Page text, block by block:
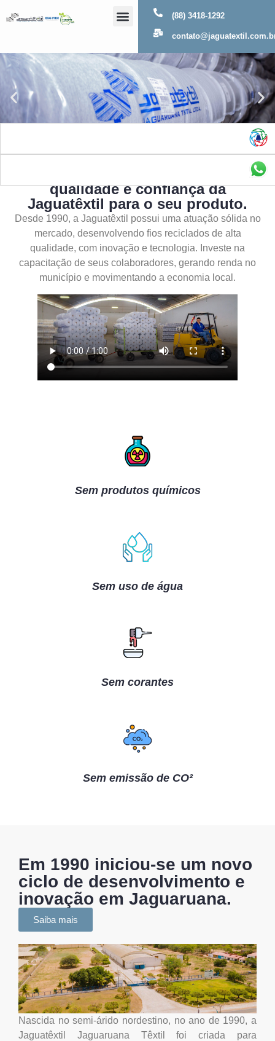
(88) 3418-1292
qualidade e confiança da
Jaguatêxtil para o seu produto.
Desde 1990, a Jaguatêxtil possui uma atuação sólida no
mercado, desenvolvendo fios reciclados de alta
qualidade, com inovação e tecnologia. Investe na
capacitação de seus colaboradores, gerando renda no
município e movimentando a economia local.
Sem produtos químicos
Sem uso de água
Sem corantes
Sem emissão de CO²
Em 1990 iniciou-se um novo
ciclo de desenvolvimento e
inovação em Jaguaruana.
Saiba mais
Nascida no semi-árido nordestino, no ano de 1990, a
Jaguatêxtil Jaguaruana Têxtil foi criada para